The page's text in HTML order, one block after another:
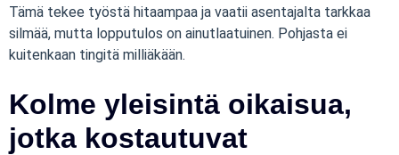
Tämä tekee työstä hitaampaa ja vaatii asentajalta tarkkaa
silmää, mutta lopputulos on ainutlaatuinen. Pohjasta ei
kuitenkaan tingitä milliäkään.
Kolme yleisintä oikaisua,
jotka kostautuvat